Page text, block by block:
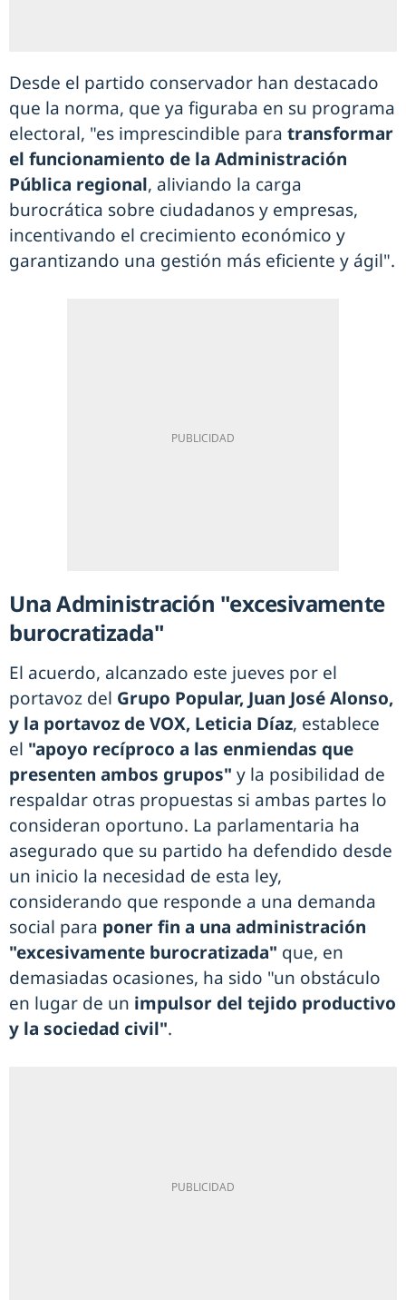
Desde el partido conservador han destacado
que la norma, que ya figuraba en su programa
electoral, "es imprescindible para transformar
el funcionamiento de la Administración
Pública regional, aliviando la carga
burocrática sobre ciudadanos y empresas,
incentivando el crecimiento económico y
garantizando una gestión más eficiente y ágil".
Una Administración "excesivamente
burocratizada"
El acuerdo, alcanzado este jueves por el
portavoz del Grupo Popular, Juan José Alonso,
y la portavoz de VOX, Leticia Díaz, establece
el "apoyo recíproco a las enmiendas que
presenten ambos grupos" y la posibilidad de
respaldar otras propuestas si ambas partes lo
consideran oportuno. La parlamentaria ha
asegurado que su partido ha defendido desde
un inicio la necesidad de esta ley,
considerando que responde a una demanda
social para poner fin a una administración
"excesivamente burocratizada" que, en
demasiadas ocasiones, ha sido "un obstáculo
en lugar de un impulsor del tejido productivo
y la sociedad civil".